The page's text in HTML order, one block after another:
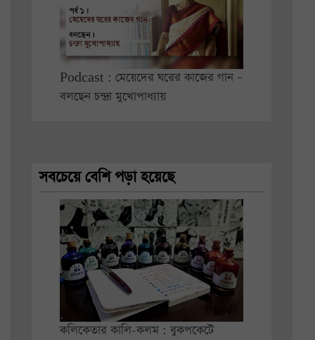
Podcast : মেয়েদের ঘরের কাজের গান –
বলছেন চন্দ্রা মুখোপাধ্যায়
সবচেয়ে বেশি পড়া হয়েছে
কলিকেতার কালি-কলম : বুকপকেটে